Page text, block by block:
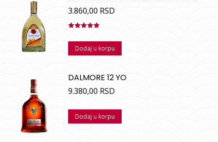
3.860,00 RSD
sa5.00od
Dodaj u korpu
DALMORE 12 YO
9.380,00 RSD
Dodaj u korpu